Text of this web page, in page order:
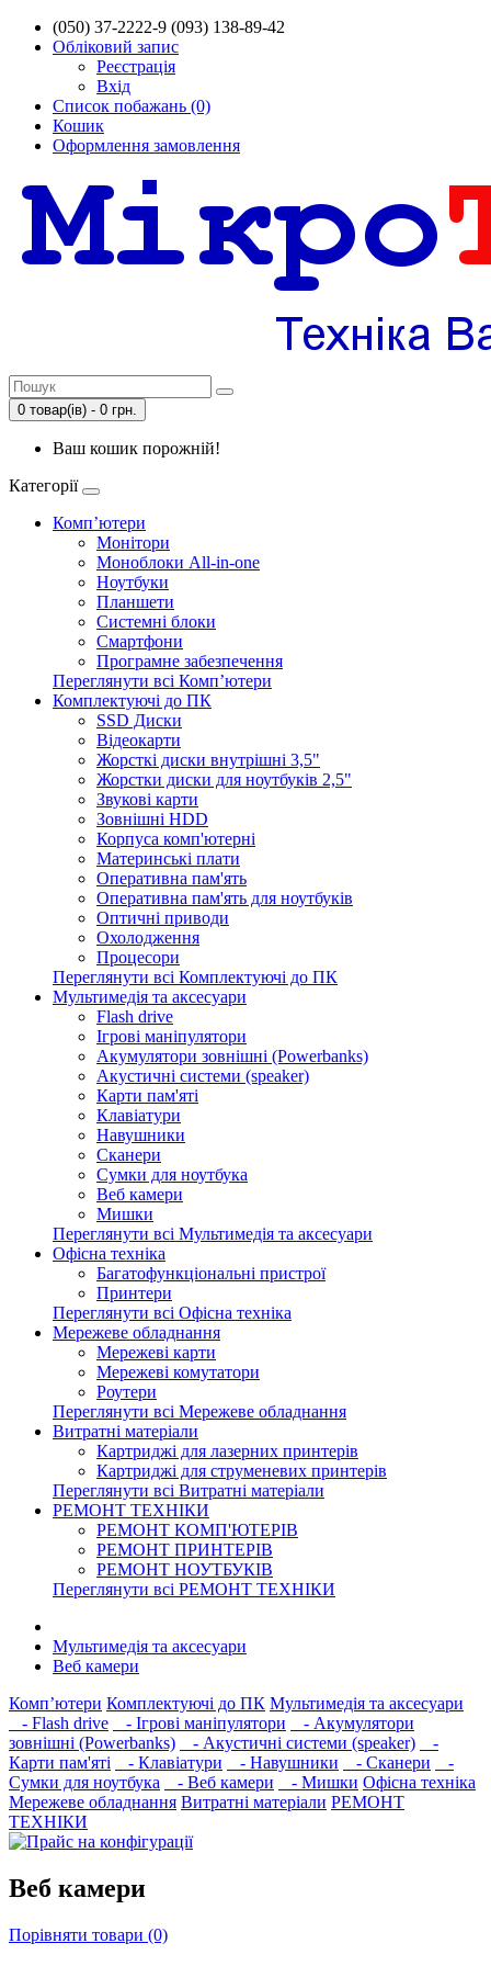
(050) 37-2222-9 (093) 138-89-42
Обліковий запис
Реєстрація
Вхід
Список побажань (0)
Кошик
Оформлення замовлення
0 товар(ів) - 0 грн.
Ваш кошик порожній!
Категорії
Комп’ютери
Монітори
Моноблоки All-in-one
Ноутбуки
Планшети
Системні блоки
Смартфони
Програмне забезпечення
Переглянути всі Комп’ютери
Комплектуючі до ПК
SSD Диски
Відеокарти
Жорсткі диски внутрішні 3,5"
Жорстки диски для ноутбуків 2,5"
Звукові карти
Зовнішні HDD
Корпуса комп'ютерні
Материнські плати
Оперативна пам'ять
Оперативна пам'ять для ноутбуків
Оптичні приводи
Охолодження
Процесори
Переглянути всі Комплектуючі до ПК
Мультимедія та аксесуари
Flash drive
Ігрові маніпулятори
Акумулятори зовнішні (Powerbanks)
Акустичні системи (speaker)
Карти пам'яті
Клавіатури
Навушники
Сканери
Сумки для ноутбука
Веб камери
Мишки
Переглянути всі Мультимедія та аксесуари
Офісна техніка
Багатофункціональні пристрої
Принтери
Переглянути всі Офісна техніка
Мережеве обладнання
Мережеві карти
Мережеві комутатори
Роутери
Переглянути всі Мережеве обладнання
Витратні матеріали
Картриджі для лазерних принтерів
Картриджі для струменевих принтерів
Переглянути всі Витратні матеріали
РЕМОНТ ТЕХНІКИ
РЕМОНТ КОМП'ЮТЕРІВ
РЕМОНТ ПРИНТЕРІВ
РЕМОНТ НОУТБУКІВ
Переглянути всі РЕМОНТ ТЕХНІКИ
Мультимедія та аксесуари
Веб камери
Комп’ютери Комплектуючі до ПК Мультимедія та аксесуари
- Flash drive
- Ігрові маніпулятори
- Акумулятори
зовнішні (Powerbanks)
- Акустичні системи (speaker)
-
Карти пам'яті
- Клавіатури - Навушники - Сканери
-
Сумки для ноутбука
- Веб камери - Мишки Офісна техніка
Мережеве обладнання Витратні матеріали РЕМОНТ
ТЕХНІКИ
Веб камери
Порівняти товари (0)